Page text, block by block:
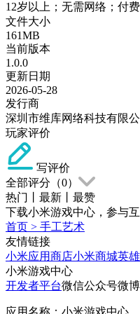
12岁以上；无需网络；付
文件大小
161MB
当前版本
1.0.0
更新日期
2026-05-28
发行商
深圳市维库网络科技有限公
玩家评价
写评价
全部评分（0）
热门
最新
最赞
下载小米游戏中心，参与互
首页 > 手工艺术
友情链接
小米应用商店小米商城英
小米游戏中心
开发者平台微信公众号微
应用名称：小米游戏中心